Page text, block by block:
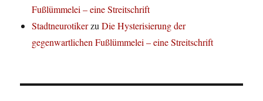
Fußlümmelei – eine Streitschrift
StadtneurotikerzuDie Hysterisierung der
gegenwartlichen Fußlümmelei – eine Streitschrift